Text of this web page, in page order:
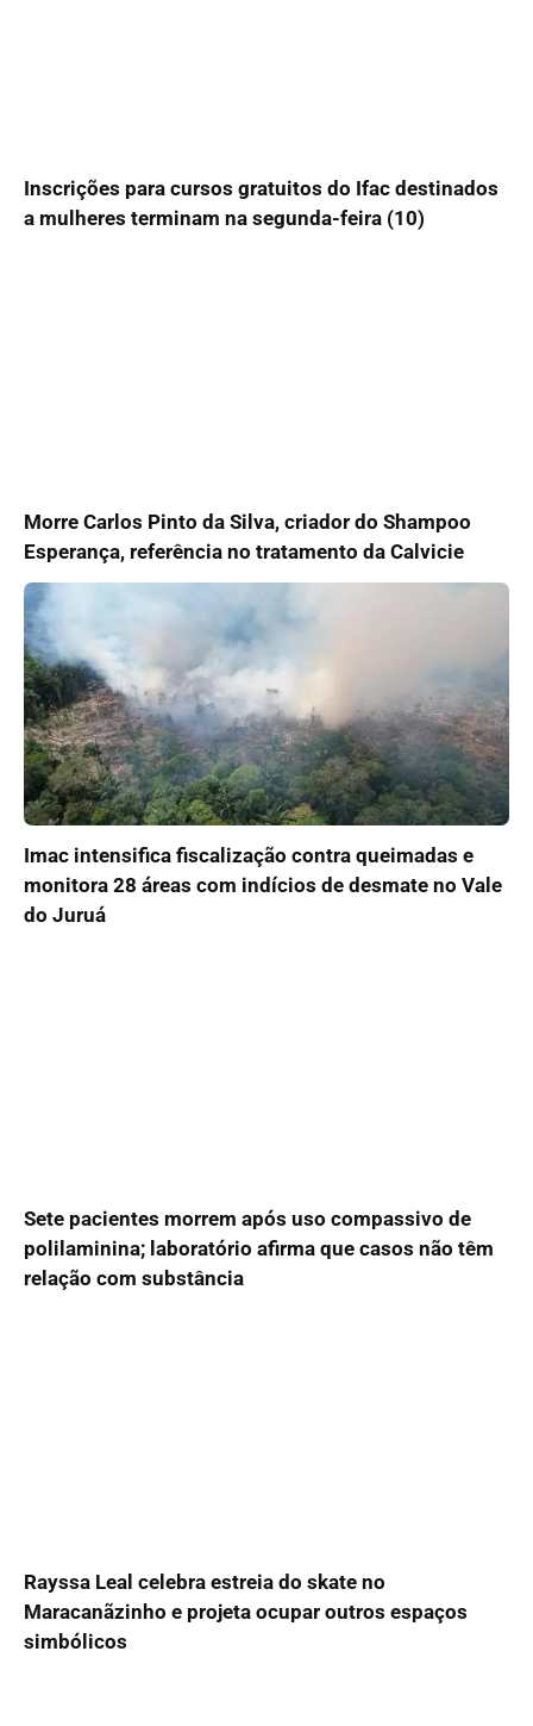
Inscrições para cursos gratuitos do Ifac destinados
a mulheres terminam na segunda-feira (10)
Morre Carlos Pinto da Silva, criador do Shampoo
Esperança, referência no tratamento da Calvicie
Imac intensifica fiscalização contra queimadas e
monitora 28 áreas com indícios de desmate no Vale
do Juruá
Sete pacientes morrem após uso compassivo de
polilaminina; laboratório afirma que casos não têm
relação com substância
Rayssa Leal celebra estreia do skate no
Maracanãzinho e projeta ocupar outros espaços
simbólicos